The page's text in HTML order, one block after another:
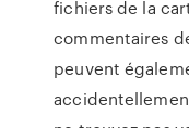
fichiers de la
commentaires
peuvent